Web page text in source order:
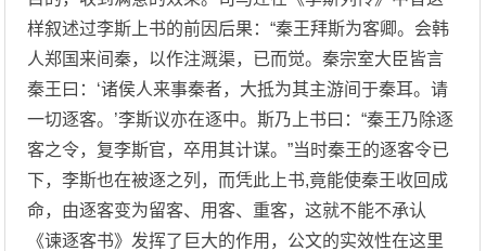
样叙述过李斯上书的前因后果：“秦王拜斯为客卿。会韩
人郑国来间秦，以作注溉渠，已而觉。秦宗室大臣皆言
秦王曰：‘诸侯人来事秦者，大抵为其主游间于秦耳。请
一切逐客。’李斯议亦在逐中。斯乃上书曰：“秦王乃除逐
客之令，复李斯官，卒用其计谋。”当时秦王的逐客令已
下，李斯也在被逐之列，而凭此上书,竟能使秦王收回成
命，由逐客变为留客、用客、重客，这就不能不承认
《谏逐客书》发挥了巨大的作用，公文的实效性在这里